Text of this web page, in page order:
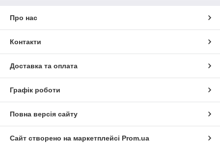
Про нас
Контакти
Доставка та оплата
Графік роботи
Повна версія сайту
Сайт створено на маркетплейсі Prom.ua